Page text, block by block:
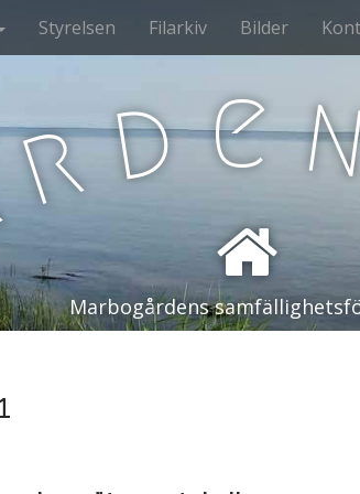
Styrelsen Filarkiv Bilder
rd e
Marbogårdens